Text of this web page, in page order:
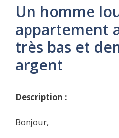
Un homme
appartement
très bas et
argent
Description :
Bonjour,